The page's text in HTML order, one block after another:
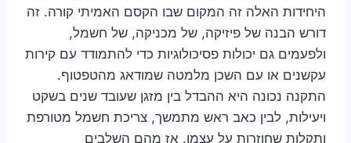
היחידות האלה זה המקום שבו הקסם האמיתי קורה. זה
דורש הבנה של פיזיקה, של מכניקה, של חשמל,
ולפעמים גם יכולות פסיכולוגיות כדי להתמודד עם קירות
עקשנים או עם השכן מלמטה שמודאג מהטפטוף.
התקנה נכונה היא ההבדל בין מזגן שעובד שנים בשקט
ויעילות, לבין כאב ראש מתמשך, צריכת חשמל מטורפת
ותקלות שחוזרות על עצמן. אז מהם השלבים